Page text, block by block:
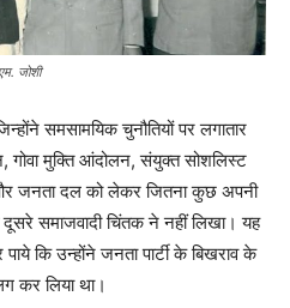
जोशी
समसामयिक चुनौतियों पर लगातार
मुक्ति आंदोलन, संयुक्त सोशलिस्ट
और जनता दल को लेकर जितना कुछ अपनी
दूसरे समाजवादी चिंतक ने नहीं लिखा। यह
कि उन्होंने जनता पार्टी के बिखराव के
कर लिया था।